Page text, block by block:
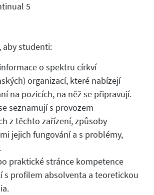
5
aby studenti:
o spektru církví
organizací, které nabízejí
na pozicích, na něž se připravují.
seznamují s provozem
z těchto zařízení, způsoby
jejich fungování a s problémy,
praktické stránce kompetence
s profilem absolventa a teoretickou